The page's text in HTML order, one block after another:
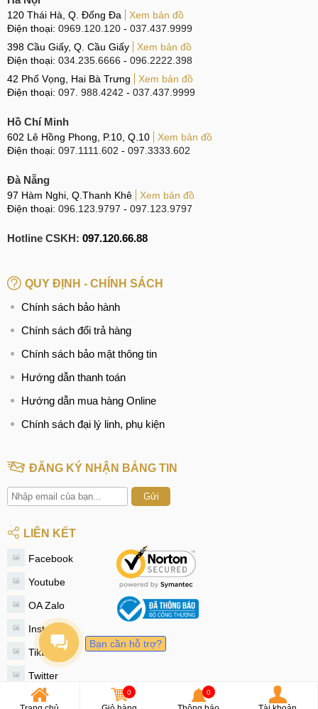
120 Thái Hà, Q. Đống Đa
Xem bản đồ
Điện thoại: 0969.120.120 - 037.437.9999
398 Cầu Giấy, Q. Cầu Giấy
Xem bản đồ
Điện thoại: 034.235.6666 - 096.2222.398
42 Phố Vọng, Hai Bà Trưng
Xem bản đồ
Điện thoại: 097. 988.4242 - 037.437.9999
Hồ Chí Minh
602 Lê Hồng Phong, P.10, Q.10
Xem bản đồ
Điện thoại: 097.1111.602 - 097.3333.602
Đà Nẵng
97 Hàm Nghi, Q.Thanh Khê
Xem bản đồ
Điện thoại: 096.123.9797 - 097.123.9797
Hotline CSKH: 097.120.66.88
QUY ĐỊNH - CHÍNH SÁCH
Chính sách bảo hành
Chính sách đổi trả hàng
Chính sách bảo mật thông tin
Hướng dẫn thanh toán
Hướng dẫn mua hàng Online
Chính sách đại lý linh, phụ kiện
ĐĂNG KÝ NHẬN BẢNG TIN
Gửi
LIÊN KẾT
Facebook
Youtube
OA Zalo
Instagram
Tiktok
Twitter
0 0
Bạn cần hỗ trợ?